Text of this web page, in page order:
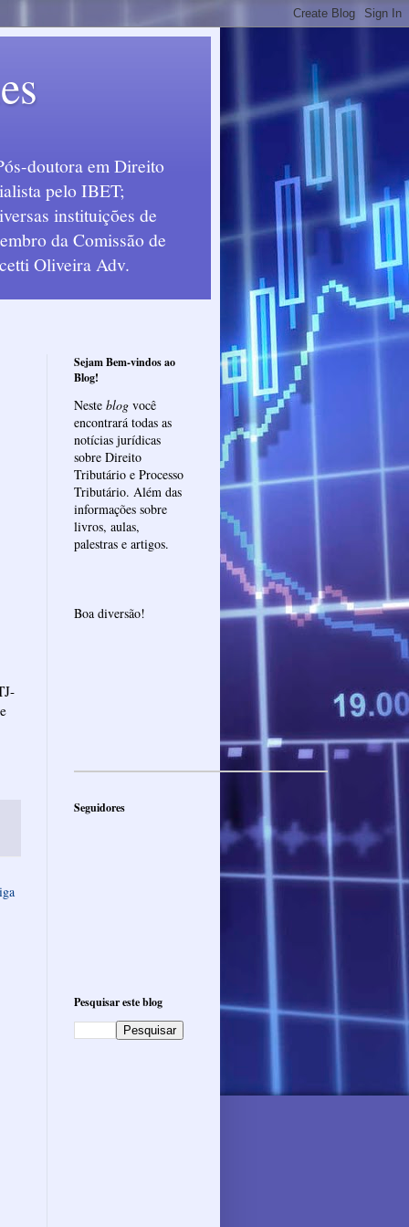
doutora em Direito
pelo IBET;
instituições de
da Comissão de
Oliveira Adv.
Sejam Bem-vindos ao
Blog!
Neste blog você
encontrará todas as
notícias jurídicas
sobre Direito
Tributário e Processo
Tributário. Além das
informações sobre
livros, aulas,
palestras e artigos.
Boa diversão!
Seguidores
Pesquisar este blog